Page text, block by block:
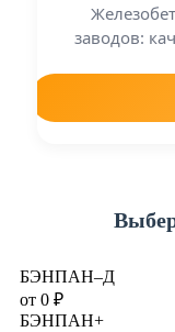
заводов:
БЭНПАН–Д
от 0 ₽
БЭНПАН+